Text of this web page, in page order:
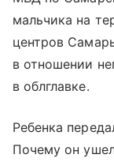
мальчика на
центров
в отношении
в облглавке.
Ребенка
Почему он